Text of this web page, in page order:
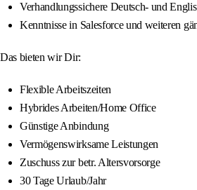
Verhandlungssichere Deutsch- und
Kenntnisse in Salesforce und weiteren
Das bieten wir Dir:
Flexible Arbeitszeiten
Hybrides Arbeiten/Home Office
Günstige Anbindung
Vermögenswirksame Leistungen
Zuschuss zur betr. Altersvorsorge
30 Tage Urlaub/Jahr